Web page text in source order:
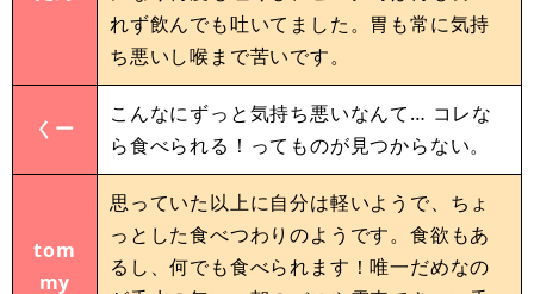
れず飲んでも吐いてました。胃も常に気持
ち悪いし喉まで苦いです。
くー
こんなにずっと気持ち悪いなんて… コレな
ら食べられる！ってものが見つからない。
tom
my
思っていた以上に自分は軽いようで、ちょ
っとした食べつわりのようです。食欲もあ
るし、何でも食べられます！唯一だめなの